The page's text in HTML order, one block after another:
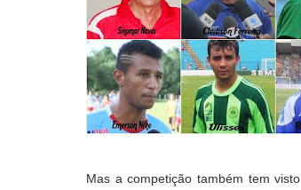
Mas a competição também tem